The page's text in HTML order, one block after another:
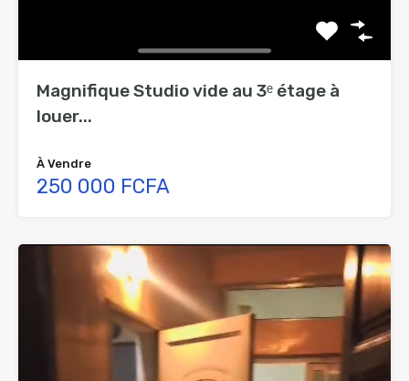
Magnifique Studio vide au 3ᵉ étage à
louer...
À Vendre
250 000 FCFA